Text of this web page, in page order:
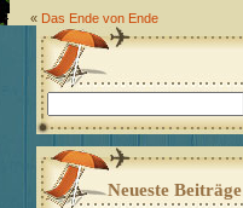
« Das Ende von Ende
Suchen
nach:
Neueste Beiträge